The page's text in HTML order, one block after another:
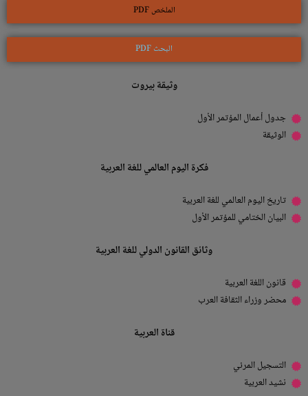
الملخص PDF
البحث PDF
وثيقة بيروت
جدول أعمال المؤتمر الأول
الوثيقة
فكرة اليوم العالمي للغة العربية
تاريخ اليوم العالمي للغة العربية
البيان الختامي للمؤتمر الأول
وثائق القانون الدولي للغة العربية
قانون اللغة العربية
محضر وزراء الثقافة العرب
قناة العربية
التسجيل المرئي
نشيد العربية